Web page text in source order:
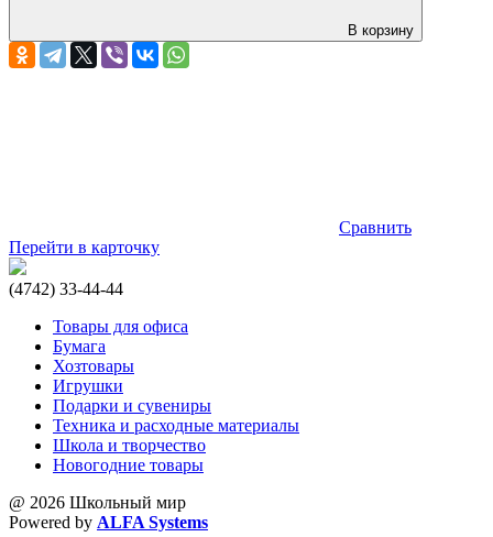
В корзину
Сравнить
Перейти в карточку
(4742) 33-44-44
Товары для офиса
Бумага
Хозтовары
Игрушки
Подарки и сувениры
Техника и расходные материалы
Школа и творчество
Новогодние товары
@ 2026 Школьный мир
Powered by ALFA Systems